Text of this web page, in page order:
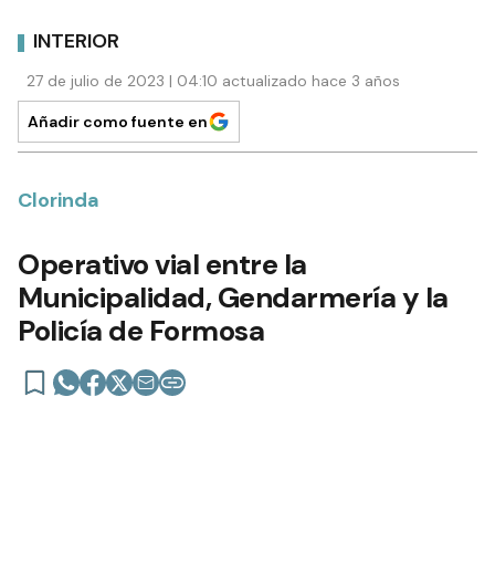
INTERIOR
27 de julio de 2023 | 04:10 actualizado hace 3 años
Añadir como fuente en
Clorinda
Operativo vial entre la
Municipalidad, Gendarmería y la
Policía de Formosa